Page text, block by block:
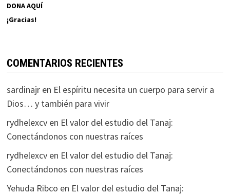
DONA AQUÍ
¡Gracias!
COMENTARIOS RECIENTES
sardinajren El espíritu necesita un cuerpo para servir a
Dios… y también para vivir
rydhelexcven El valor del estudio del Tanaj:
Conectándonos con nuestras raíces
rydhelexcven El valor del estudio del Tanaj:
Conectándonos con nuestras raíces
Yehuda Ribco en El valor del estudio del Tanaj: